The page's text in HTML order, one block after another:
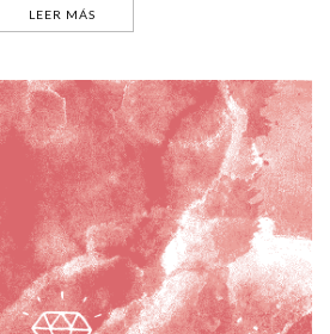
LEER MÁS